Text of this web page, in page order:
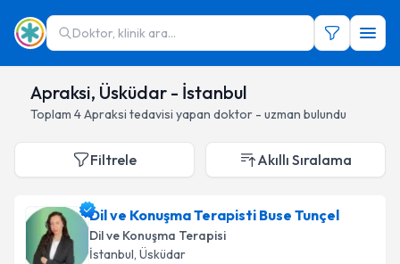
Doktor, klinik ara...
Apraksi, Üsküdar - İstanbul
Toplam 4Apraksi tedavisi yapan doktor - uzman bulundu
Filtrele Akıllı Sıralama
Dil ve Konuşma Terapisti Buse Tunçel
Dil ve Konuşma Terapisi
İstanbul, Üsküdar